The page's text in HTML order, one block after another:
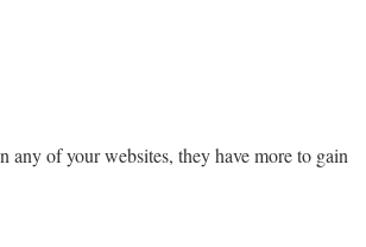
any of your websites, they have more to gain